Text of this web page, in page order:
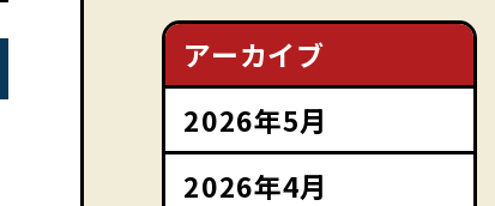
アーカイブ
2026年5月
2026年4月